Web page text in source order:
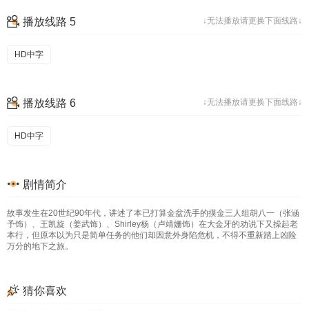
↓无法播放请更换下面线路↓
播放线路 5
HD中字
↓无法播放请更换下面线路↓
播放线路 6
HD中字
剧情简介
故事发生在20世纪90年代，讲述了本已打算金盆洗手的摸金三人组胡八一（张涵
予饰）、王凯旋（姜武饰）、Shirley杨（卢靖姗饰）在大金牙的劝说下又操起老
本行，但原本以为只是简单任务的他们却因意外身陷危机，不得不重新踏上凶险
万分的地下之旅。
猜你喜欢